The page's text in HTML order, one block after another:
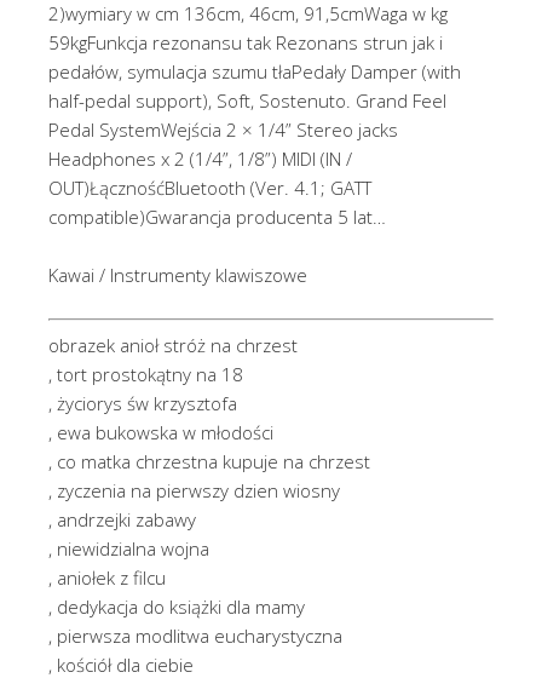
2)wymiary w cm 136cm, 46cm, 91,5cmWaga w kg
59kgFunkcja rezonansu tak Rezonans strun jak i
pedałów, symulacja szumu tłaPedały Damper (with
half-pedal support), Soft, Sostenuto. Grand Feel
Pedal SystemWejścia 2 × 1/4” Stereo jacks
Headphones x 2 (1/4”, 1/8”) MIDI (IN /
OUT)ŁącznośćBluetooth (Ver. 4.1; GATT
compatible)Gwarancja producenta 5 lat…
Kawai / Instrumenty klawiszowe
obrazek anioł stróż na chrzest
, tort prostokątny na 18
, życiorys św krzysztofa
, ewa bukowska w młodości
, co matka chrzestna kupuje na chrzest
, zyczenia na pierwszy dzien wiosny
, andrzejki zabawy
, niewidzialna wojna
, aniołek z filcu
, dedykacja do książki dla mamy
, pierwsza modlitwa eucharystyczna
, kościół dla ciebie